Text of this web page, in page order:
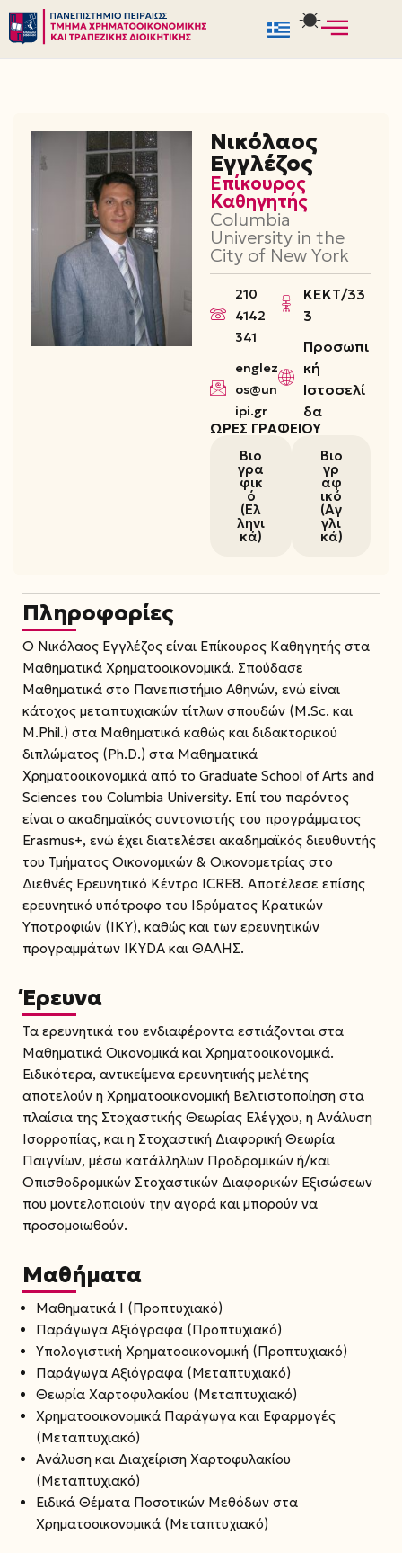
Μεταπηδήστε
Νικόλαος
Εγγλέζος
Επίκουρος
Καθηγητής
Columbia
University in the
City of New York
210
4142
341
englez
os@un
ipi.gr
ΚΕΚΤ/33
3
Προσωπι
κή
Ιστοσελί
δα
ΏΡΕΣ ΓΡΑΦΕΊΟΥ
Βιο
γρα
φικ
ό
(Ελ
ληνι
κά)
Βιο
γρ
αφ
ικό
(Αγ
γλι
κά)
Πληροφορίες
Ο Νικόλαος Εγγλέζος είναι Επίκουρος Καθηγητής στα
Μαθηματικά Χρηματοοικονομικά. Σπούδασε
Μαθηματικά στο Πανεπιστήμιο Αθηνών, ενώ είναι
κάτοχος μεταπτυχιακών τίτλων σπουδών (M.Sc. και
M.Phil.) στα Μαθηματικά καθώς και διδακτορικού
διπλώματος (Ph.D.) στα Μαθηματικά
Χρηματοοικονομικά από το Graduate School of Arts and
Sciences του Columbia University. Επί του παρόντος
είναι ο ακαδημαϊκός συντονιστής του προγράμματος
Erasmus+, ενώ έχει διατελέσει ακαδημαϊκός διευθυντής
του Τμήματος Οικονομικών & Οικονομετρίας στο
Διεθνές Ερευνητικό Κέντρο ICRE8. Αποτέλεσε επίσης
ερευνητικό υπότροφο του Ιδρύματος Κρατικών
Υποτροφιών (ΙΚΥ), καθώς και των ερευνητικών
προγραμμάτων IKYDA και ΘΑΛΗΣ.
Έρευνα
Τα ερευνητικά του ενδιαφέροντα εστιάζονται στα
Μαθηματικά Οικονομικά και Χρηματοοικονομικά.
Ειδικότερα, αντικείμενα ερευνητικής μελέτης
αποτελούν η Χρηματοοικονομική Βελτιστοποίηση στα
πλαίσια της Στοχαστικής Θεωρίας Ελέγχου, η Ανάλυση
Ισορροπίας, και η Στοχαστική Διαφορική Θεωρία
Παιγνίων, μέσω κατάλληλων Προδρομικών ή/και
Οπισθοδρομικών Στοχαστικών Διαφορικών Εξισώσεων
που μοντελοποιούν την αγορά και μπορούν να
προσομοιωθούν.
Μαθήματα
Μαθηματικά Ι (Προπτυχιακό)
Παράγωγα Αξιόγραφα (Προπτυχιακό)
Υπολογιστική Χρηματοοικονομική (Προπτυχιακό)
Παράγωγα Αξιόγραφα (Μεταπτυχιακό)
Θεωρία Χαρτοφυλακίου (Μεταπτυχιακό)
Χρηματοοικονομικά Παράγωγα και Εφαρμογές
(Μεταπτυχιακό)
Ανάλυση και Διαχείριση Χαρτοφυλακίου
(Μεταπτυχιακό)
Ειδικά Θέματα Ποσοτικών Μεθόδων στα
Χρηματοοικονομικά (Μεταπτυχιακό)